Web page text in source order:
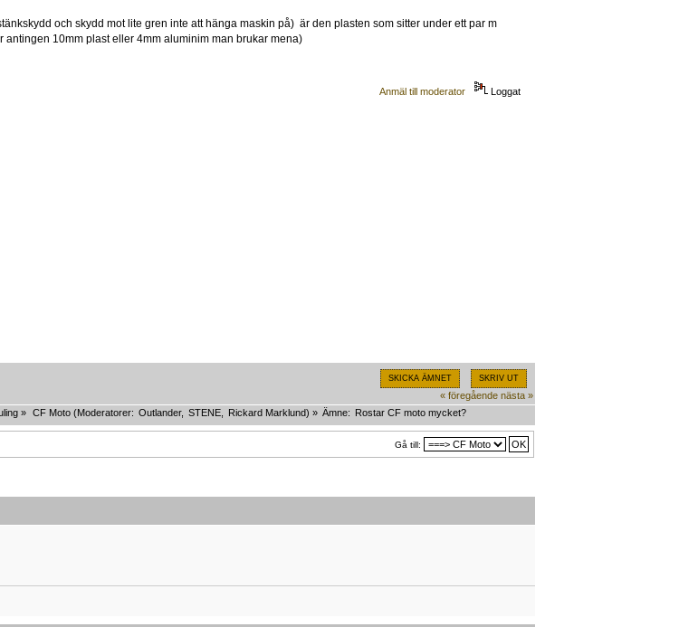
och skydd mot lite gren inte att hänga maskin på) är den plasten som sitter under ett par m
10mm plast eller 4mm aluminim man brukar mena)
Anmäl till moderator Loggat
SKICKA ÄMNET SKRIV UT
« föregående nästa »
» CF Moto(Moderatorer: Outlander, STENE, Rickard Marklund) » Ämne: Rostar CF moto mycket?
Gå till: